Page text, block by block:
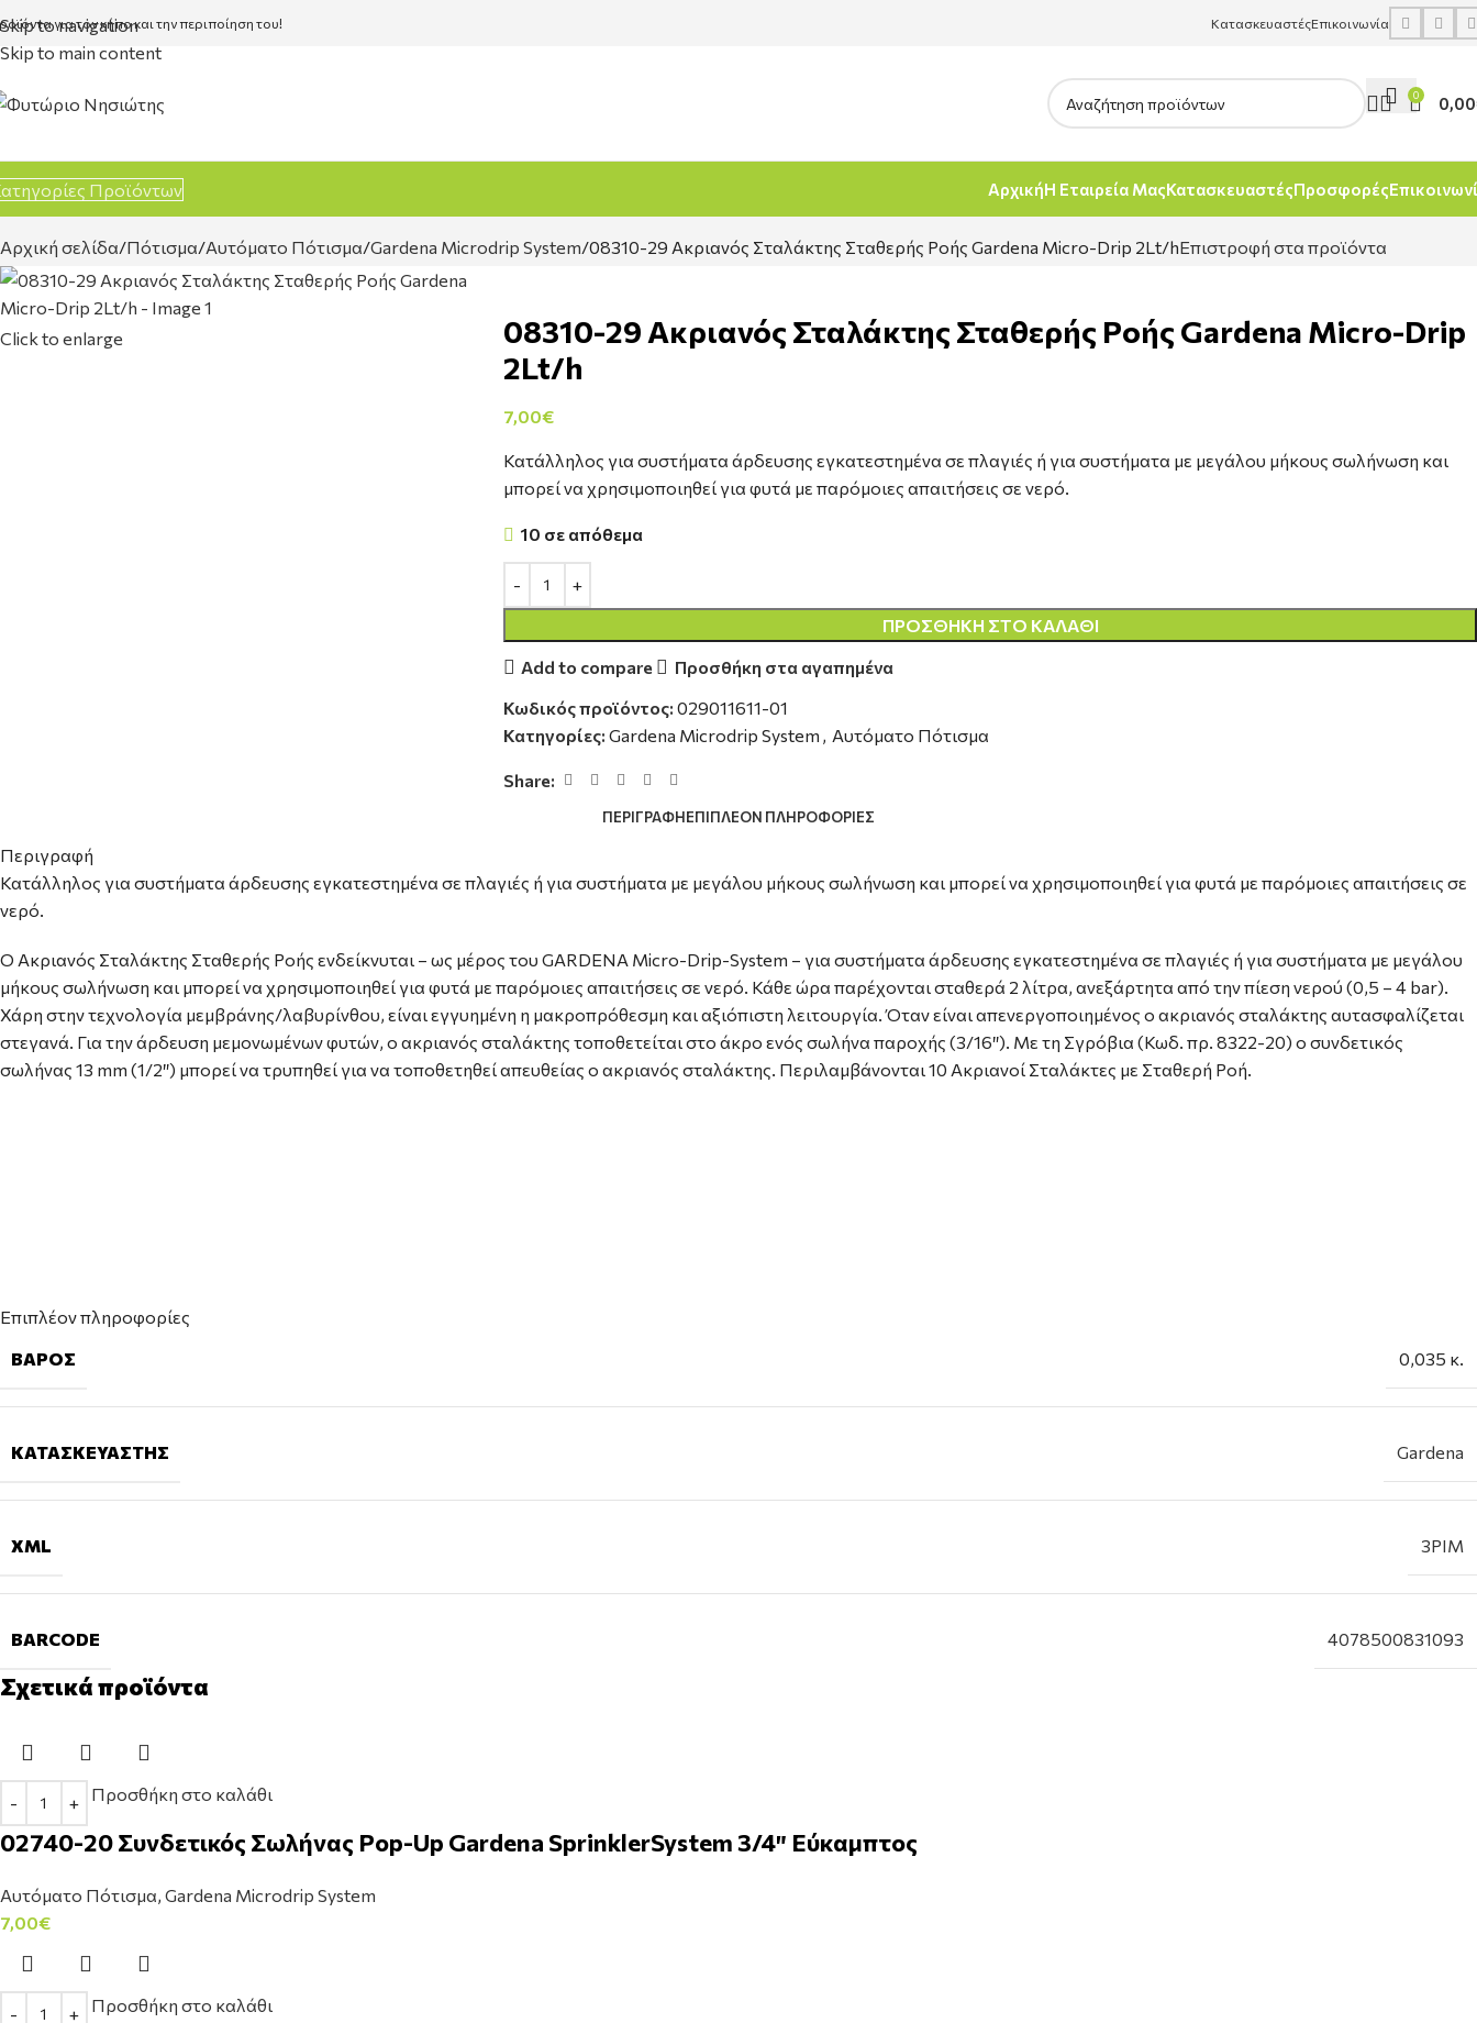
Skip to navigation
Skip to main content
για τον κήπο και την περιποίηση του! ΚατασκευαστέςΕπικοινωνία
0 0,00
Προϊόντων ΑρχικήΗ Εταιρεία ΜαςΚατασκευαστέςΠροσφορές
Αρχική σελίδα Πότισμα Αυτόματο Πότισμα Gardena Microdrip System 08310-29 Ακριανός Σταλάκτης Σταθερής Ροής Gardena Micro-Drip 2Lt/hΕπιστροφή στα προϊόντα
Click to enlarge
08310-29 Ακριανός Σταλάκτης Σταθερής Ροής Gardena Micro-Drip
2Lt/h
7,00€
Κατάλληλος για συστήματα άρδευσης εγκατεστημένα σε πλαγιές ή για συστήματα με μεγάλου μήκους σωλήνωση και
μπορεί να χρησιμοποιηθεί για φυτά με παρόμοιες απαιτήσεις σε νερό.
10 σε απόθεμα
ΠΡΟΣΘΉΚΗ ΣΤΟ ΚΑΛΆΘΙ
Add to compare
Προσθήκη στα αγαπημένα
Κωδικός προϊόντος: 029011611-01
Κατηγορίες: Gardena Microdrip System , Αυτόματο Πότισμα
Share:
ΠΕΡΙΓΡΑΦΉΕΠΙΠΛΈΟΝ ΠΛΗΡΟΦΟΡΊΕΣ
Περιγραφή
Κατάλληλος για συστήματα άρδευσης εγκατεστημένα σε πλαγιές ή για συστήματα με μεγάλου μήκους σωλήνωση και μπορεί να χρησιμοποιηθεί για φυτά με παρόμοιες απαιτήσεις σε
νερό.
Ο Ακριανός Σταλάκτης Σταθερής Ροής ενδείκνυται – ως μέρος του GARDENA Micro-Drip-System – για συστήματα άρδευσης εγκατεστημένα σε πλαγιές ή για συστήματα με μεγάλου
μήκους σωλήνωση και μπορεί να χρησιμοποιηθεί για φυτά με παρόμοιες απαιτήσεις σε νερό. Κάθε ώρα παρέχονται σταθερά 2 λίτρα, ανεξάρτητα από την πίεση νερού (0,5 – 4 bar).
Χάρη στην τεχνολογία μεμβράνης/λαβυρίνθου, είναι εγγυημένη η μακροπρόθεσμη και αξιόπιστη λειτουργία. Όταν είναι απενεργοποιημένος ο ακριανός σταλάκτης αυτασφαλίζεται
στεγανά. Για την άρδευση μεμονωμένων φυτών, ο ακριανός σταλάκτης τοποθετείται στο άκρο ενός σωλήνα παροχής (3/16″). Με τη Σγρόβια (Κωδ. πρ. 8322-20) ο συνδετικός
σωλήνας 13 mm (1/2″) μπορεί να τρυπηθεί για να τοποθετηθεί απευθείας ο ακριανός σταλάκτης. Περιλαμβάνονται 10 Ακριανοί Σταλάκτες με Σταθερή Ροή.
Επιπλέον πληροφορίες
ΒΆΡΟΣ
0,035 κ.
ΚΑΤΑΣΚΕΥΑΣΤΉΣ Gardena
XML 3PIM
BARCODE 4078500831093
Σχετικά προϊόντα
Προσθήκη στο καλάθι
02740-20 Συνδετικός Σωλήνας Pop-Up Gardena SprinklerSystem 3/4″ Εύκαμπτος
Αυτόματο Πότισμα, Gardena Microdrip System
7,00€
Προσθήκη στο καλάθι